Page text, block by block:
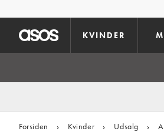
KVINDER
Forsiden › Kvinder › Udsalg ›